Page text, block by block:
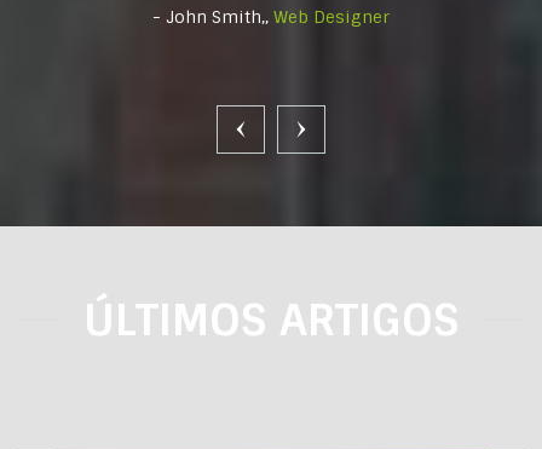
- John Smith,, Web Designer
ÚLTIMOS ARTIGOS